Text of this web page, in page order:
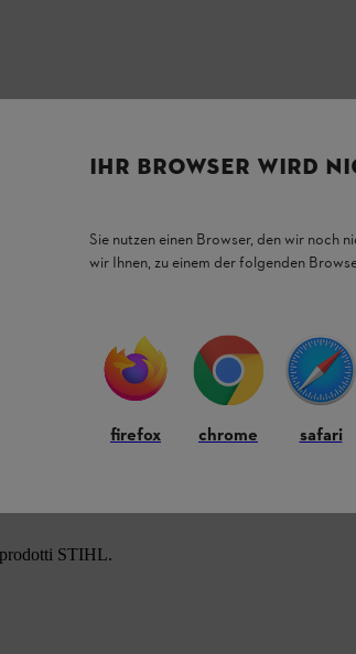
STIHL.
IHR BROWSER WIRD
Sie nutzen einen Browser, den wir noch
wir Ihnen, zu einem der folgenden
firefox chrome safari